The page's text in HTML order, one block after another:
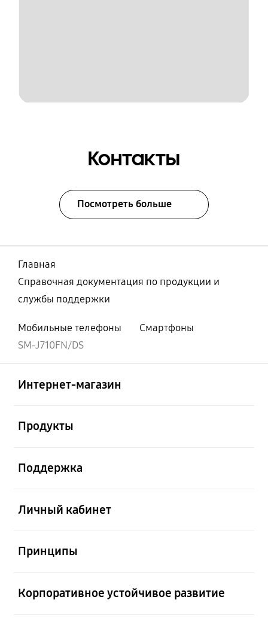
Контакты
Посмотреть больше
Главная
Справочная документация по продукции и
службы поддержки
Мобильные телефоны
Смартфоны
SM-J710FN/DS
Интернет-магазин
Продукты
Поддержка
Личный кабинет
Принципы
Корпоративное устойчивое развитие